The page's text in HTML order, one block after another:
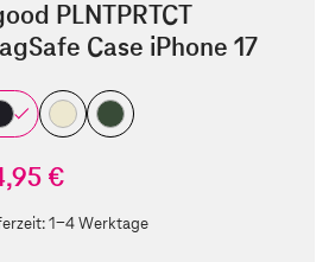
PLNTPRTCT
Case iPhone 17
€
1-4 Werktage